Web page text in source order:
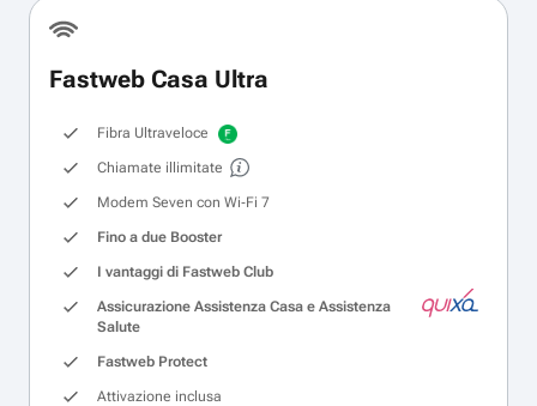
Fastweb Casa Ultra
Fibra Ultraveloce
Chiamate illimitate
Modem Seven con Wi‑Fi 7
Fino a due Booster
I vantaggi di Fastweb Club
Assicurazione Assistenza Casa e Assistenza
Salute
Fastweb Protect
Attivazione inclusa